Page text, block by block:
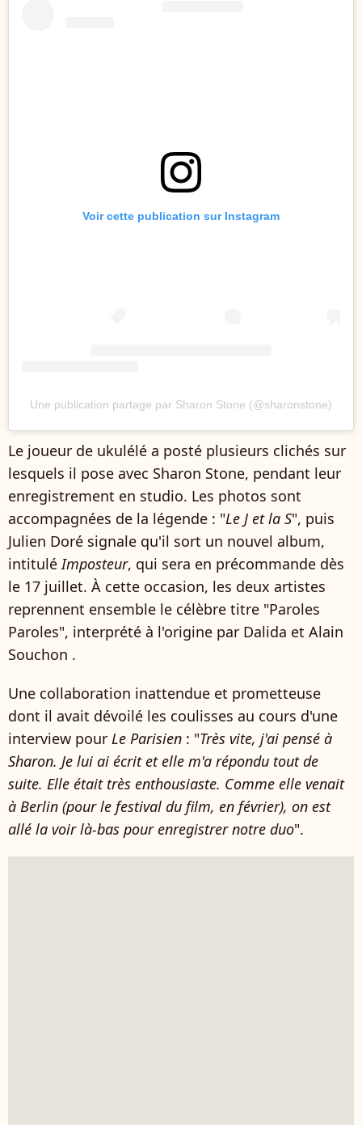
Voir cette publication sur Instagram
Une publication partage par Sharon Stone (@sharonstone)
Le joueur de ukulélé a posté plusieurs clichés sur
lesquels il pose avec Sharon Stone, pendant leur
enregistrement en studio. Les photos sont
accompagnées de la légende : "Le J et la S", puis
Julien Doré signale qu'il sort un nouvel album,
intitulé Imposteur, qui sera en précommande dès
le 17 juillet. À cette occasion, les deux artistes
reprennent ensemble le célèbre titre "Paroles
Paroles", interprété à l'origine par Dalida et Alain
Souchon .
Une collaboration inattendue et prometteuse
dont il avait dévoilé les coulisses au cours d'une
interview pour Le Parisien : "Très vite, j'ai pensé à
Sharon. Je lui ai écrit et elle m'a répondu tout de
suite. Elle était très enthousiaste. Comme elle venait
à Berlin (pour le festival du film, en février), on est
allé la voir là-bas pour enregistrer notre duo".